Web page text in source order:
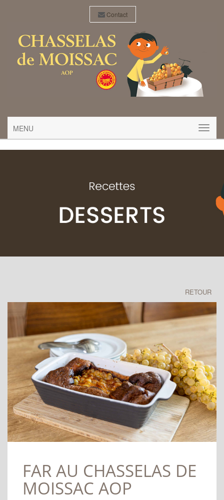
Contact
MENU
RETOUR
FAR AU CHASSELAS DE
MOISSAC AOP